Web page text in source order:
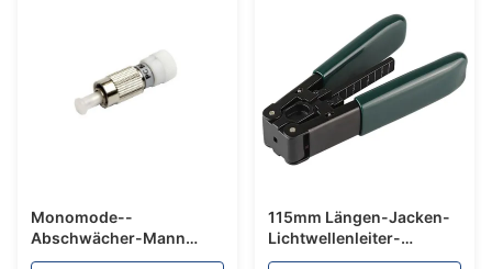
Monomode--
Abschwächer-Mann
CATV 3db zur weiblichen
115mm Längen-Jacken-
Lichtwellenleiter-
Werkzeug-Zangen-